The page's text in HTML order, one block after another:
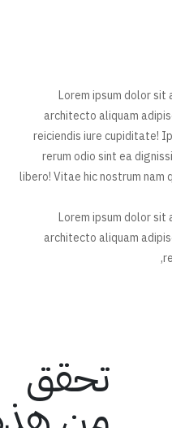
Lorem ipsum dolor
architecto aliquam
reiciendis iure cupiditate!
rerum odio sint ea
libero! Vitae hic nostrum nam
Lorem ipsum dolor
architecto aliquam
تحقق